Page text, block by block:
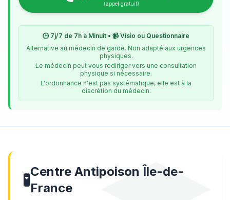
(appel gratuit)
🕒 7j/7 de 7h à Minuit • 📹 Visio ou Questionnaire
Alternative au médecin de garde. Non adapté aux urgences
physiques.
Le médecin peut vous rediriger vers une consultation
physique si nécessaire.
L'ordonnance n'est pas systématique, elle est à la
discrétion du médecin.
🧪Centre Antipoison Île-de-
France